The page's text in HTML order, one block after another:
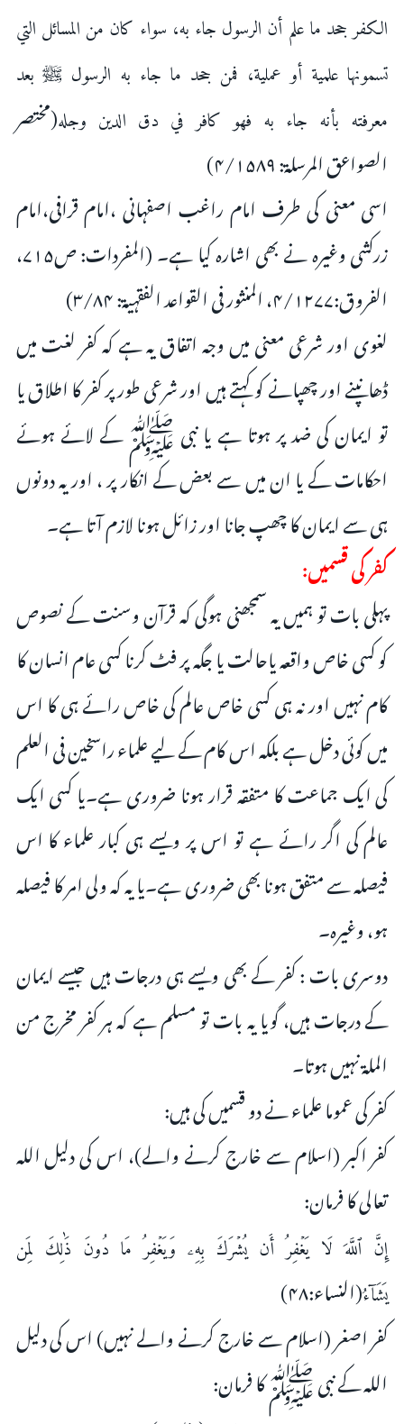
الكفر ‌جحد ‌ما ‌علم أن الرسول جاء به، سواء كان من المسائل التي
تسمونها علمية أو عملية، فمن جحد ما جاء به الرسول ﷺ بعد
معرفته بأنه جاء به فهو كافر في دق الدين وجله(مختصر
الصواعق المرسلۃ: ۴/۱۵۸۹)
اسی معنی کی طرف امام راغب اصفہانی ،امام قرافی،امام
زرکشی وغیرہ نے بھی اشارہ کیا ہے۔ (المفردات: ص۷۱۵،
الفروق:۴/۱۲۷۷، المنثور فی القواعد الفقہیۃ: ۳/۸۴)
لغوی اور شرعی معنی میں وجہ اتفاق یہ ہے کہ کفر لغت میں
ڈھانپنے اور چھپانے کو کہتے ہیں اور شرعی طور پر کفر کا اطلاق یا
تو ایمان کی ضد پر ہوتا ہے یا نبی ﷺ کے لائے ہوئے
احکامات کے یا ان میں سے بعض کے انکار پر ، اور یہ دونوں
ہی سے ایمان کا چھپ جانا اور زائل ہونا لازم آتا ہے۔
کفر کی قسمیں:
پہلی بات تو ہمیں یہ سمجھنی ہوگی کہ قرآن وسنت کے نصوص
کو کسی خاص واقعہ یاحالت یا جگہ پر فٹ کرنا کسی عام انسان کا
کام نہیں اور نہ ہی کسی خاص عالم کی خاص رائے ہی کا اس
میں کوئی دخل ہے بلکہ اس کام کے لیے علماء راسخین فی العلم
کی ایک جماعت کا متفقہ قرار ہونا ضروری ہے۔یا کسی ایک
عالم کی اگر رائے ہے تو اس پر ویسے ہی کبار علماء کا اس
فیصلہ سے متفق ہونا بھی ضروری ہے۔یا یہ کہ ولی امر کا فیصلہ
ہو، وغیرہ۔
دوسری بات : کفر کے بھی ویسے ہی درجات ہیں جیسے ایمان
کے درجات ہیں، گویا یہ بات تو مسلم ہے کہ ہر کفر مخرج من
الملۃ نہیں ہوتا۔
کفر کی عموما علماء نے دو قسمیں کی ہیں:
کفر اکبر (اسلام سے خارج کرنے والے)، اس کی دلیل اللہ
تعالی کا فرمان:
‌إِنَّ ‌ٱللَّهَ ‌لَا ‌يَغۡفِرُ أَن يُشۡرَكَ بِهِۦ وَيَغۡفِرُ مَا دُونَ ذَٰلِكَ لِمَن
يَشَآءُ(النساء:۴۸)
کفر اصغر (اسلام سے خارج کرنے والے نہیں) اس کی دلیل
اللہ کے نبی ﷺ کا فرمان: